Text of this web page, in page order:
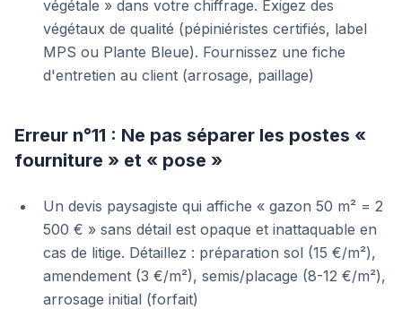
végétale » dans votre chiffrage. Exigez des
végétaux de qualité (pépiniéristes certifiés, label
MPS ou Plante Bleue). Fournissez une fiche
d'entretien au client (arrosage, paillage)
Erreur n°11 : Ne pas séparer les postes «
fourniture » et « pose »
Un devis paysagiste qui affiche « gazon 50 m² = 2
500 € » sans détail est opaque et inattaquable en
cas de litige. Détaillez : préparation sol (15 €/m²),
amendement (3 €/m²), semis/placage (8-12 €/m²),
arrosage initial (forfait)